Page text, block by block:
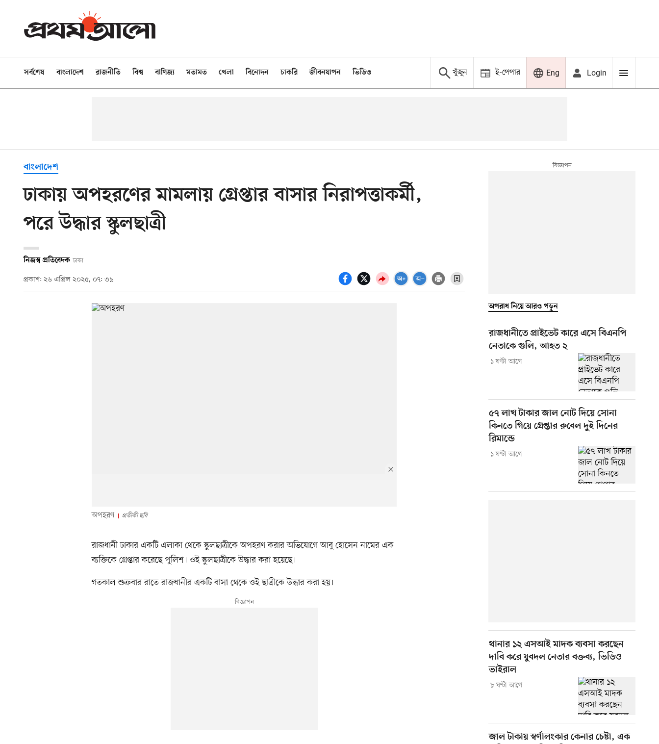
সর্বশেষ বাংলাদেশ রাজনীতি বিশ্ব বাণিজ্য মতামত খেলা বিনোদন চাকরি জীবনযাপন ভিডিও খুঁজুন ই-পেপার Eng Login
বাংলাদেশ
ঢাকায় অপহরণের মামলায় গ্রেপ্তার বাসার নিরাপত্তাকর্মী,
পরে উদ্ধার স্কুলছাত্রী
নিজস্ব প্রতিবেদক ঢাকা
প্রকাশ: ২৬ এপ্রিল ২০২৫, ০৭: ৩৯
অপহরণ প্রতীকী ছবি
রাজধানী ঢাকার একটি এলাকা থেকে স্কুলছাত্রীকে অপহরণ করার অভিযোগে আবু হোসেন নামের এক
ব্যক্তিকে গ্রেপ্তার করেছে পুলিশ। ওই স্কুলছাত্রীকে উদ্ধার করা হয়েছে।
গতকাল শুক্রবার রাতে রাজধানীর একটি বাসা থেকে ওই ছাত্রীকে উদ্ধার করা হয়।
অপরাধ নিয়ে আরও পড়ুন
রাজধানীতে প্রাইভেট কারে এসে বিএনপি
নেতাকে গুলি, আহত ২
১ ঘণ্টা আগে
৫৭ লাখ টাকার জাল নোট দিয়ে সোনা
কিনতে গিয়ে গ্রেপ্তার রুবেল দুই দিনের
রিমান্ডে
১ ঘণ্টা আগে
থানার ১২ এসআই মাদক ব্যবসা করছেন
দাবি করে যুবদল নেতার বক্তব্য, ভিডিও
ভাইরাল
৮ ঘণ্টা আগে
জাল টাকায় স্বর্ণালংকার কেনার চেষ্টা, এক